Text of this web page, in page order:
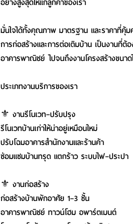
มั่นใจได้ทั้งคุณภาพ มาตรฐาน และราคาที่คุ้ม
การก่อสร้างและการต่อเติมบ้าน เป็นงานที่
อาคารพาณิชย์ ไปจนถึงงานโครงสร้างขน
ประเภทงานบริการของเรา
⚜️ งานรีโนเวท–ปรับปรุง
รีโนเวทบ้านเก่าให้น่าอยู่เหมือนใหม่
ปรับโฉมอาคารสำนักงานและร้านค้า
ซ่อมแซมบ้านทรุด แตกร้าว ระบบไฟ–ประปา
⚜️ งานก่อสร้าง
ก่อสร้างบ้านพักอาศัย 1–3 ชั้น
อาคารพาณิชย์ ทาวน์โฮม อพาร์ตเมนต์